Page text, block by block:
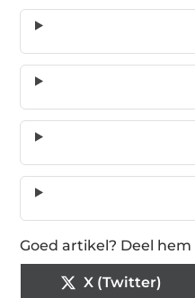
Goed artikel? Deel hem
X (Twitter)